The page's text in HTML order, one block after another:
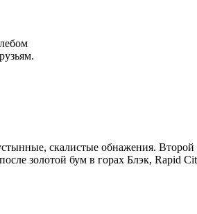
скалистые обнажения.
золотой бум в горах Блэк, Rapid